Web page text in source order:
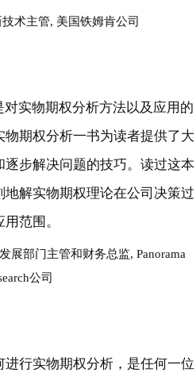
术主管, 美国铁姆肯公司
实物期权分析方法以及应用的
物期权分析一书为读者提供了大
逐步解决问题的技巧。读过这本
地解实物期权理论在公司决策过
范围。
展部门主管和财务总监, Panorama
公司
进行实物期权分析，是任何一位